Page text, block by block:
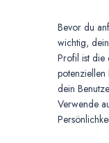
Bevor du
wichtig,
Profil ist die
potenziellen
dein
Verwende